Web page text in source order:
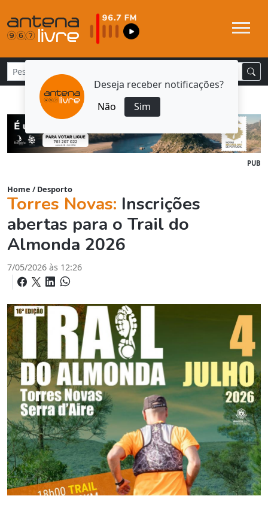
Deseja receber notificações?
Não
Sim
PUB
Home / Desporto
Torres Novas: Inscrições
abertas para o Trail do
Almonda 2026
7/05/2026 às 12:26